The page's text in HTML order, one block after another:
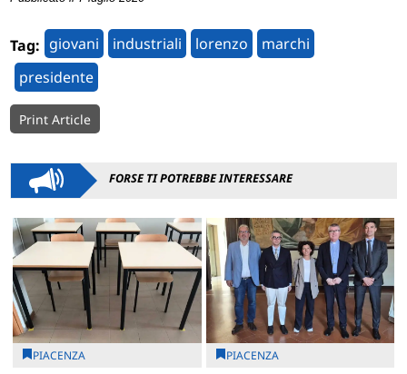
Tag: giovani industriali lorenzo
marchi
presidente
Print Article
FORSE TI POTREBBE INTERESSARE
PIACENZA PIACENZA